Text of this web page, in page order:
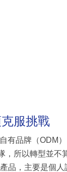
服挑戰
有品牌（ODM
，所以轉型並不
品，主要是個人